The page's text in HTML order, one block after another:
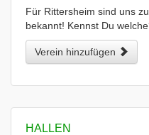
Für Rittersheim sind uns
bekannt! Kennst Du
Verein hinzufügen
HALLEN